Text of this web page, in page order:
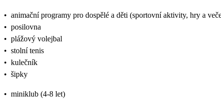
• animační programy pro dospělé a děti (sportovní aktivity, hry a
• posilovna
• plážový volejbal
• stolní tenis
• kulečník
• šipky
• miniklub (4-8 let)